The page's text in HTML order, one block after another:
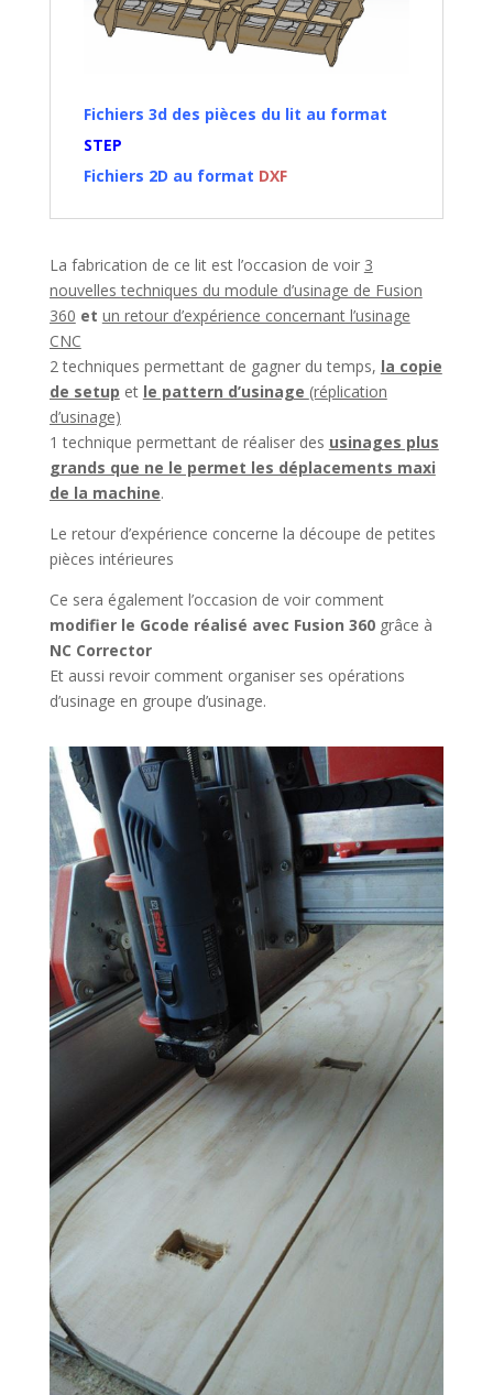
Fichiers 3d des pièces du lit au format
STEP
Fichiers 2D au format DXF
La fabrication de ce lit est l’occasion de voir 3
nouvelles techniques du module d’usinage de Fusion
360 et un retour d’expérience concernant l’usinage
CNC
2 techniques permettant de gagner du temps, la copie
de setup et le pattern d’usinage (réplication
d’usinage)
1 technique permettant de réaliser des usinages plus
grands que ne le permet les déplacements maxi
de la machine.
Le retour d’expérience concerne la découpe de petites
pièces intérieures
Ce sera également l’occasion de voir comment
modifier le Gcode réalisé avec Fusion 360grâce à
NC Corrector
Et aussi revoir comment organiser ses opérations
d’usinage en groupe d’usinage.